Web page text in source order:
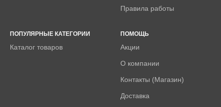
Правила работы
ПОПУЛЯРНЫЕ КАТЕГОРИИ
Каталог товаров
ПОМОЩЬ
Акции
О компании
Контакты (Магазин)
Доставка